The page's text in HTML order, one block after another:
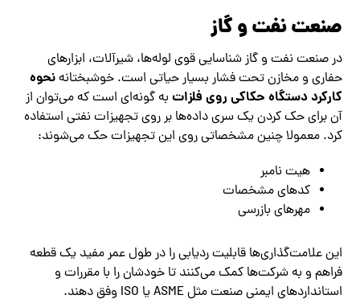
صنعت نفت و گاز
در صنعت نفت و گاز شناسایی قوی لوله‌ها، شیرآلات، ابزارهای
حفاری و مخازن تحت فشار بسیار حیاتی است. خوشبختانهنحوه
کارکرد دستگاه حکاکی روی فلزات به گونه‌ای است که می‌توان از
آن برای حک کردن یک سری داده‌ها بر روی تجهیزات نفتی استفاده
کرد. معمولا چنین مشخصاتی روی این تجهیزات حک می‌شوند:
هیت نامبر
کدهای مشخصات
مهرهای بازرسی
این علامت‌گذاری‌ها قابلیت ردیابی را در طول عمر مفید یک قطعه
فراهم و به شرکت‌ها کمک می‌کنند تا خودشان را با مقررات و
استانداردهای ایمنی صنعت مثل ASME یا ISO وفق دهند.